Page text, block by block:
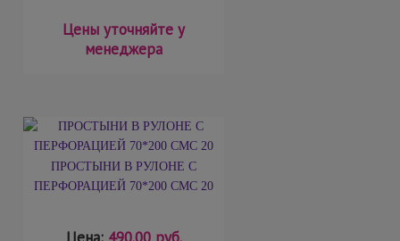
Цены уточняйте у
менеджера
ПРОСТЫНИ В РУЛОНЕ С
ПЕРФОРАЦИЕЙ 70*200 СМС 20